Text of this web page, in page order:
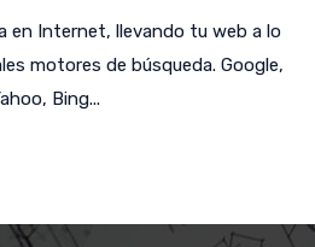
en Internet, llevando tu web a lo
motores de búsqueda. Google,
Bing...